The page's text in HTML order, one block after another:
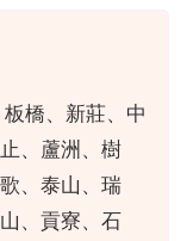
橋、新莊、中
、蘆洲、樹
、泰山、瑞
、貢寮、石